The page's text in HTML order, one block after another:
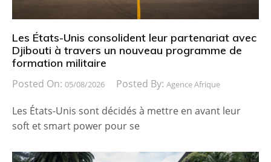
Les États-Unis consolident leur partenariat avec
Djibouti à travers un nouveau programme de
formation militaire
Posted On: 05/08/2026 Posted By: Agence Afrique
Les États-Unis sont décidés à mettre en avant leur
soft et smart power pour se